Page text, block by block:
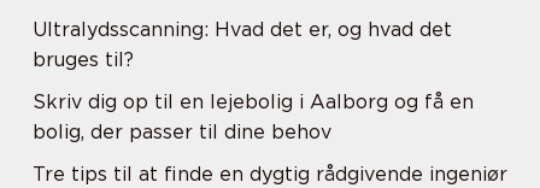
Ultralydsscanning: Hvad det er, og hvad det
bruges til?
Skriv dig op til en lejebolig i Aalborg og få en
bolig, der passer til dine behov
Tre tips til at finde en dygtig rådgivende ingeniør